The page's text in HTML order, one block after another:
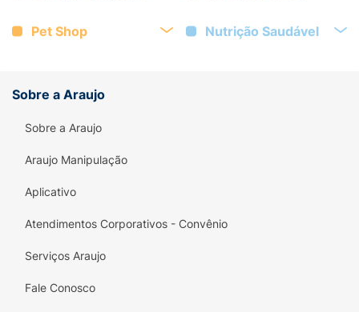
Pet Shop Nutrição Saudável
Sobre a Araujo
Sobre a Araujo
Araujo Manipulação
Aplicativo
Atendimentos Corporativos - Convênio
Serviços Araujo
Fale Conosco